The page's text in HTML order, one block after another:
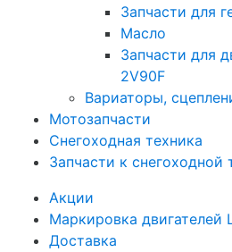
Запчасти для
Масло
Запчасти для
2V90F
Вариаторы,
Мотозапчасти
Снегоходная техника
Запчасти к снегоходной
Акции
Маркировка двигателей
Доставка